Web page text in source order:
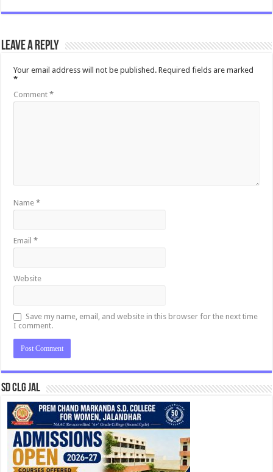
Leave a Reply
Your email address will not be published. Required fields are marked
*
Comment*
Name*
Email*
Website
Save my name, email, and website in this browser for the next time
I comment.
SD CLG JAL